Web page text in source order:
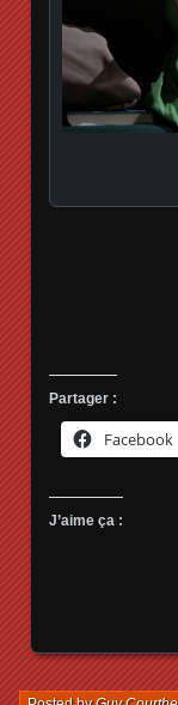
Partager :
Facebook
J’aime ça :